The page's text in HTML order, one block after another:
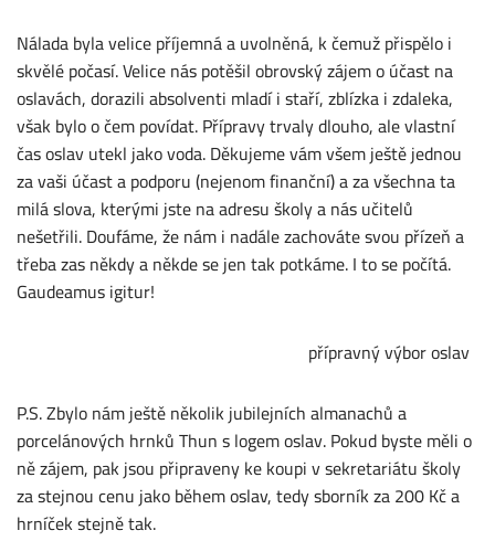
Nálada byla velice příjemná a uvolněná, k čemuž přispělo i
skvělé počasí. Velice nás potěšil obrovský zájem o účast na
oslavách, dorazili absolventi mladí i staří, zblízka i zdaleka,
však bylo o čem povídat. Přípravy trvaly dlouho, ale vlastní
čas oslav utekl jako voda. Děkujeme vám všem ještě jednou
za vaši účast a podporu (nejenom finanční) a za všechna ta
milá slova, kterými jste na adresu školy a nás učitelů
nešetřili. Doufáme, že nám i nadále zachováte svou přízeň a
třeba zas někdy a někde se jen tak potkáme. I to se počítá.
Gaudeamus igitur!
přípravný výbor oslav
P.S. Zbylo nám ještě několik jubilejních almanachů a
porcelánových hrnků Thun s logem oslav. Pokud byste měli o
ně zájem, pak jsou připraveny ke koupi v sekretariátu školy
za stejnou cenu jako během oslav, tedy sborník za 200 Kč a
hrníček stejně tak.